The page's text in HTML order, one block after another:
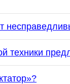
техники